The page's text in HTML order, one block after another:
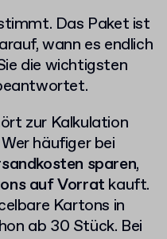
Das Paket ist
wann es endlich
die wichtigsten
zur Kalkulation
häufiger bei
sparen,
auf Vorrat kauft.
Kartons in
ab 30 Stück. Bei